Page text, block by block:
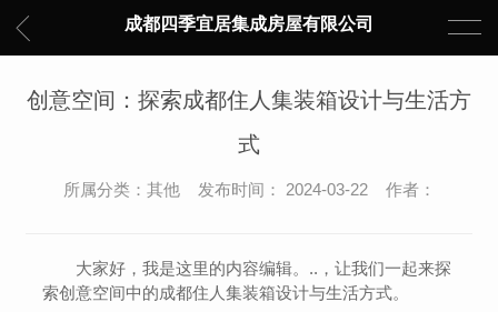
成都四季宜居集成房屋有限公司
创意空间：探索成都住人集装箱设计与生活方
式
所属分类：其他 发布时间： 2024-03-22 作者：
大家好，我是这里的内容编辑。..，让我们一起来探
索创意空间中的成都住人集装箱设计与生活方式。